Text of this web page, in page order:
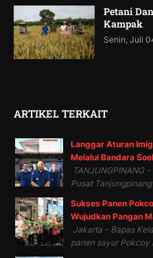
Petani
Kampak
Senin, Juli
ARTIKEL TERKAIT
Langgar Aturan
Melalui Bandara
TANJUNGPINANG
Pusat
Sukses Panen
Wujudkan Pangan
Jakarta - Bapas
panen sayur Pokcoy